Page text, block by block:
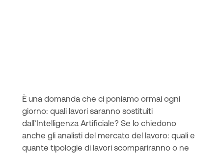
È una domanda che ci poniamo ormai ogni
giorno: quali lavori saranno sostituiti
dall’Intelligenza Artificiale? Se lo chiedono
anche gli analisti del mercato del lavoro: quali e
quante tipologie di lavori scompariranno o ne